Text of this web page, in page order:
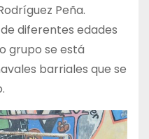
Peña.
diferentes edades
grupo se está
barriales que se